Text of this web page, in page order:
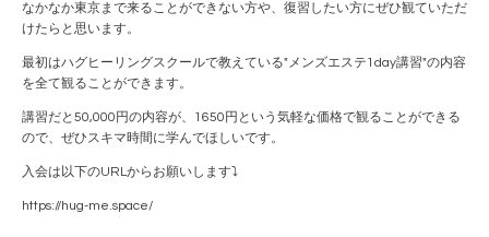
なかなか東京まで来ることができない方や、復習したい方にぜひ観ていただ
けたらと思います。
最初はハグヒーリングスクールで教えている"メンズエステ1day講習"の内容
を全て観ることができます。
講習だと50,000円の内容が、1650円という気軽な価格で観ることができる
ので、ぜひスキマ時間に学んでほしいです。
入会は以下のURLからお願いします⤵︎ ︎
https://hug-me.space/